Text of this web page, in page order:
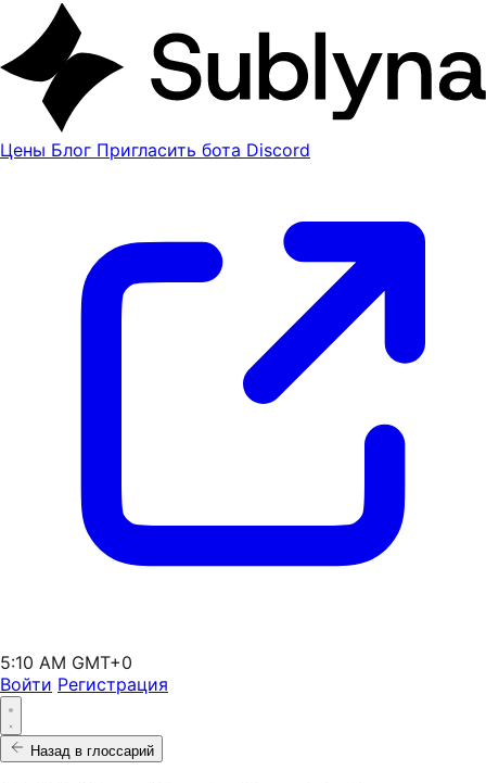
Цены Блог Пригласить бота Discord
5:10 AM GMT+0
Войти Регистрация
Назад в глоссарий